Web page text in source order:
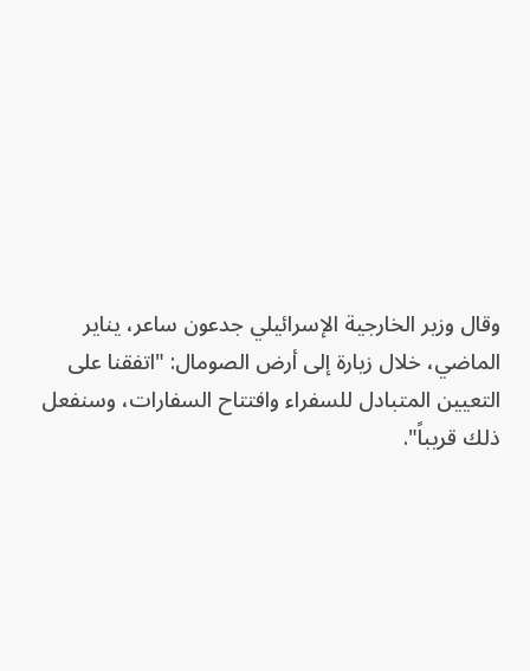
وقال وزير الخارجية الإسرائيلي جدعون ساعر، يناير
الماضي، خلال زيارة إلى أرض الصومال: "اتفقنا على
التعيين المتبادل للسفراء وافتتاح السفارات، وسنفعل
ذلك قريباً".